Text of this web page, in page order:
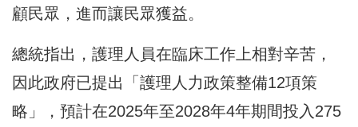
顧民眾，進而讓民眾獲益。
總統指出，護理人員在臨床工作上相對辛苦，
因此政府已提出「護理人力政策整備12項策
略」，預計在2025年至2028年4年期間投入275